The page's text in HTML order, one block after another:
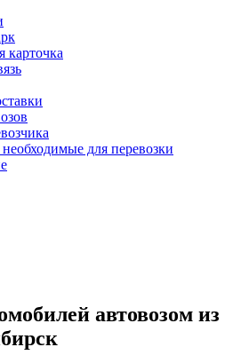
карточка
для перевозки
автовозом из